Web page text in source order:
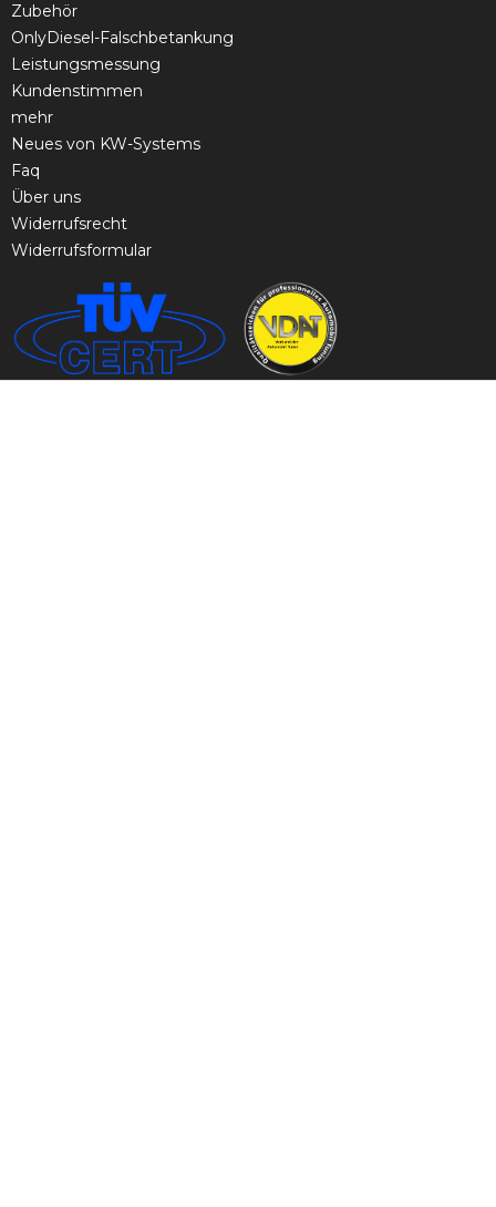
Zubehör
OnlyDiesel-Falschbetankung
Leistungsmessung
Kundenstimmen
mehr
Neues von KW-Systems
Faq
Über uns
Widerrufsrecht
Widerrufsformular